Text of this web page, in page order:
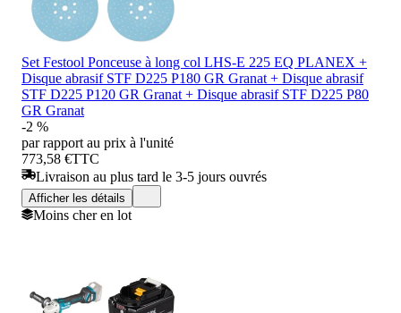
Set Festool Ponceuse à long col LHS-E 225 EQ PLANEX +
Disque abrasif STF D225 P180 GR Granat + Disque abrasif
STF D225 P120 GR Granat + Disque abrasif STF D225 P80
GR Granat
-2 %
par rapport au prix à l'unité
773,58 €TTC
Livraison au plus tard le 3-5 jours ouvrés
Afficher les détails
Moins cher en lot